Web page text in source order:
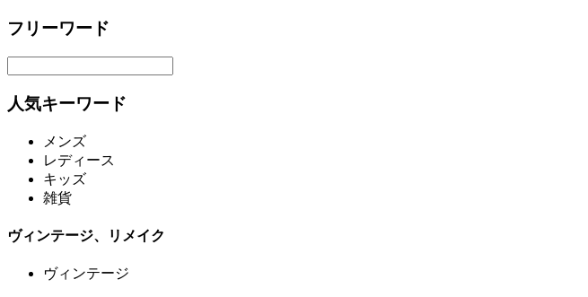
フリーワード
人気キーワード
メンズ
レディース
キッズ
雑貨
ヴィンテージ、リメイク
ヴィンテージ